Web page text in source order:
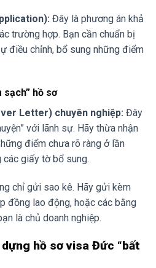
Đây là phương án khả
trường hợp. Bạn cần chuẩn bị
điều chỉnh, bổ sung những điểm
sạch” hồ sơ
Letter) chuyên nghiệp: Đây
với lãnh sự. Hãy thừa nhận
điểm chưa rõ ràng ở lần
giấy tờ bổ sung.
chỉ gửi sao kê. Hãy gửi kèm
đồng lao động, hoặc các bằng
là chủ doanh nghiệp.
hồ sơ visa Đức “bất